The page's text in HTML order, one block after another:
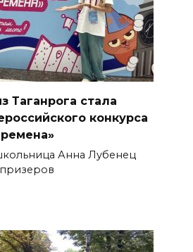
Таганрога стала
конкурса
Анна Лубенец